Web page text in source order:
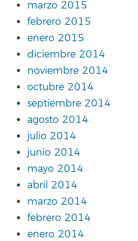
marzo 2015
febrero 2015
enero 2015
diciembre 2014
noviembre 2014
octubre 2014
septiembre 2014
agosto 2014
julio 2014
junio 2014
mayo 2014
abril 2014
marzo 2014
febrero 2014
enero 2014